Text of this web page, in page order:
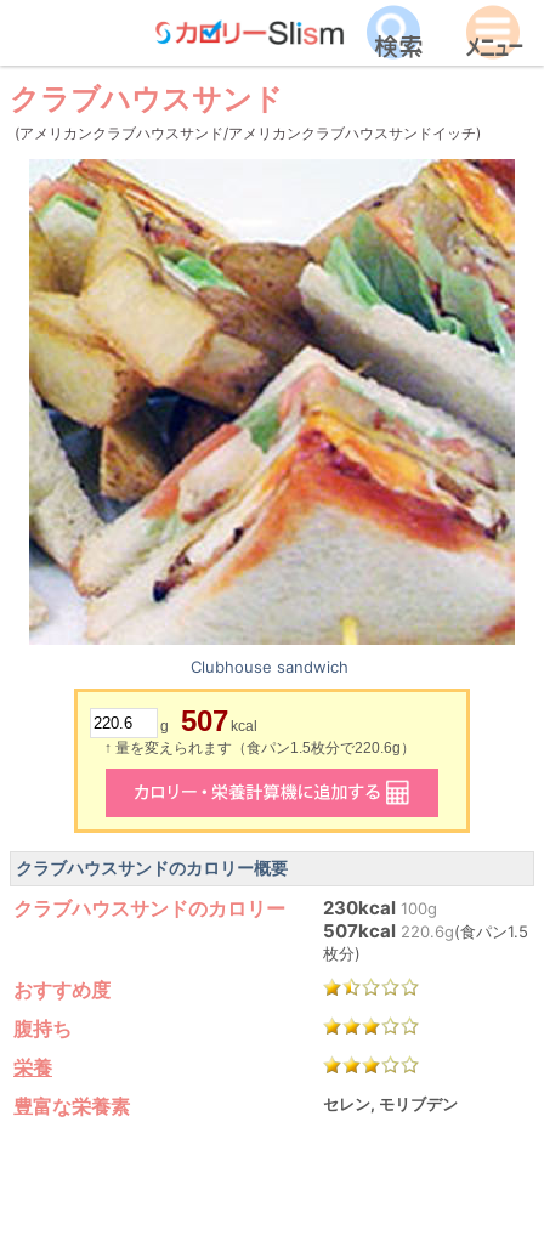
クラブハウスサンド
(アメリカンクラブハウスサンド/アメリカンクラブハウスサンドイッチ)
Clubhouse sandwich
g 507 kcal
↑ 量を変えられます（食パン1.5枚分で220.6g）
クラブハウスサンドのカロリー概要
クラブハウスサンドのカロリー 230kcal 100g
507kcal 220.6g(食パン1.5
枚分)
おすすめ度
腹持ち
栄養
豊富な栄養素
セレン, モリブデン